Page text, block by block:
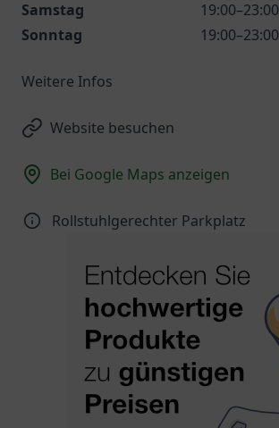
Samstag
19:00–23:00
Sonntag
19:00–23:00
Weitere Infos
Website besuchen
Bei Google Maps anzeigen
Rollstuhlgerechter Parkplatz